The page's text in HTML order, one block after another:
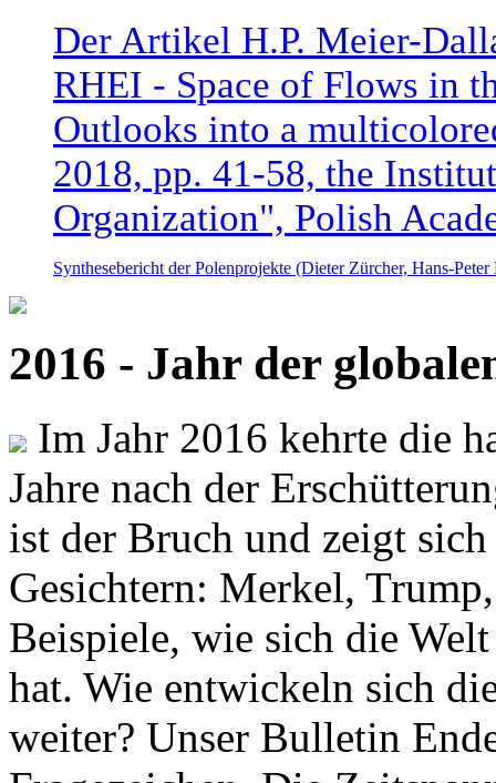
Der Artikel H.P. Meier-
RHEI - Space of Flows in
Outlooks into a
2018, pp. 41-58, the
Organization", Polish
Synthesebericht der Polenprojekte (Dieter Zürcher, Hans-
2016 - Jahr der
Im Jahr 2016 kehrte die
Jahre nach der
ist der Bruch und zeigt
Gesichtern: Merkel,
Beispiele, wie sich die
hat. Wie entwickeln sich
weiter? Unser Bulletin